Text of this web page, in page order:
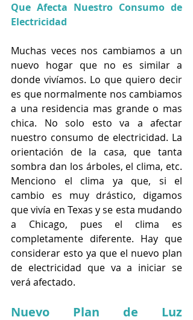
Que Afecta Nuestro Consumo de
Electricidad
Muchas veces nos cambiamos a un
nuevo hogar que no es similar a
donde vivíamos. Lo que quiero decir
es que normalmente nos cambiamos
a una residencia mas grande o mas
chica. No solo esto va a afectar
nuestro consumo de electricidad. La
orientación de la casa, que tanta
sombra dan los árboles, el clima, etc.
Menciono el clima ya que, si el
cambio es muy drástico, digamos
que vivía en Texas y se esta mudando
a Chicago, pues el clima es
completamente diferente. Hay que
considerar esto ya que el nuevo plan
de electricidad que va a iniciar se
verá afectado.
Nuevo Plan de Luz